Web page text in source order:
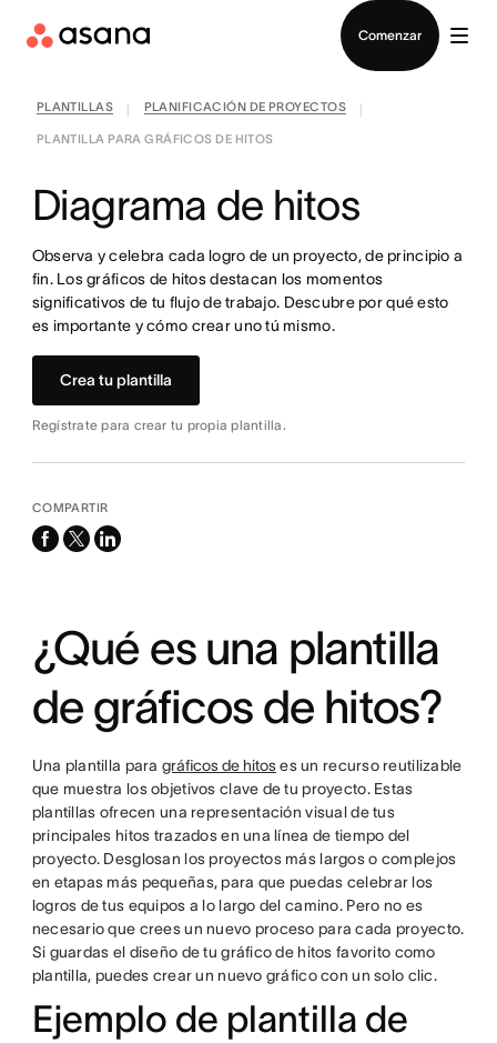
Comenzar
PLANTILLAS PLANIFICACIÓN DE PROYECTOS
PLANTILLA PARA GRÁFICOS DE HITOS
Diagrama de hitos
Observa y celebra cada logro de un proyecto, de principio a
fin. Los gráficos de hitos destacan los momentos
significativos de tu flujo de trabajo. Descubre por qué esto
es importante y cómo crear uno tú mismo.
Crea tu plantilla
Regístrate para crear tu propia plantilla.
COMPARTIR
facebook
x-
linkedin
¿Qué es una plantilla
de gráficos de hitos?
Una plantilla para gráficos de hitoses un recurso reutilizable
que muestra los objetivos clave de tu proyecto. Estas
plantillas ofrecen una representación visual de tus
principales hitos trazados en una línea de tiempo del
proyecto. Desglosan los proyectos más largos o complejos
en etapas más pequeñas, para que puedas celebrar los
logros de tus equipos a lo largo del camino. Pero no es
necesario que crees un nuevo proceso para cada proyecto.
Si guardas el diseño de tu gráfico de hitos favorito como
plantilla, puedes crear un nuevo gráfico con un solo clic.
Ejemplo de plantilla de